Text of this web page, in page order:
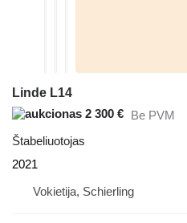
Linde L14
2 300 € Be PVM
Štabeliuotojas
2021
Vokietija, Schierling